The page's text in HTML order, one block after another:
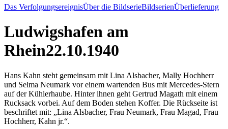
Das VerfolgungsereignisÜber die BildserieBildserienÜberlieferung
Ludwigshafen am
Rhein22.10.1940
Hans Kahn steht gemeinsam mit Lina Alsbacher, Mally Hochherr
und Selma Neumark vor einem wartenden Bus mit Mercedes-Stern
auf der Kühlerhaube. Hinter ihnen geht Gertrud Magath mit einem
Rucksack vorbei. Auf dem Boden stehen Koffer. Die Rückseite ist
beschriftet mit: „Lina Alsbacher, Frau Neumark, Frau Magad, Frau
Hochherr, Kahn jr.“.